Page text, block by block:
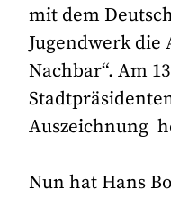
mit dem
Jugendwerk die
Nachbar“. Am
Auszeichnung
Nun hat Hans